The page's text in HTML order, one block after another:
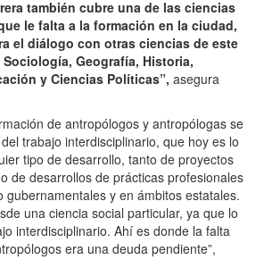
también cubre una de las ciencias
le falta a la formación en la ciudad,
el diálogo con otras ciencias de este
Geografía, Historia,
y Ciencias Políticas”, asegura
de antropólogos y antropólogas se
trabajo interdisciplinario, que hoy es lo
tipo de desarrollo, tanto de proyectos
de desarrollos de prácticas profesionales
gubernamentales y en ámbitos estatales.
una ciencia social particular, ya que lo
interdisciplinario. Ahí es donde la falta
era una deuda pendiente”,